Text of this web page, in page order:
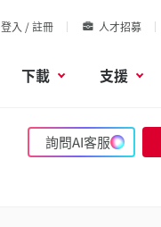
登入 / 註冊 人才招募
下載 支援
詢問AI客服